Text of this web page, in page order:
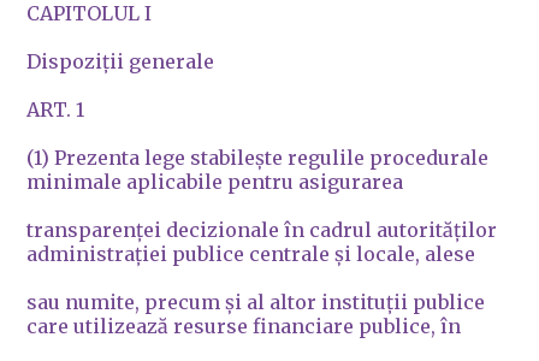
CAPITOLUL I
Dispoziţii generale
ART. 1
(1) Prezenta lege stabileşte regulile procedurale
minimale aplicabile pentru asigurarea
transparenţei decizionale în cadrul autorităţilor
administraţiei publice centrale şi locale, alese
sau numite, precum şi al altor instituţii publice
care utilizează resurse financiare publice, în